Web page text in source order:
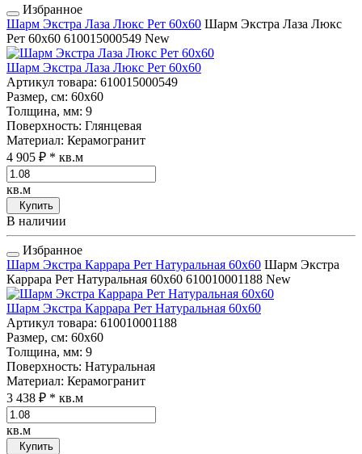
Избранное
Шарм Экстра Лаза Люкс Рет 60x60 Шарм Экстра Лаза Люкс
Рет 60x60 610015000549 New
Шарм Экстра Лаза Люкс Рет 60x60
Артикул товара: 610015000549
Размер, см: 60x60
Толщина, мм: 9
Поверхность: Глянцевая
Материал: Керамогранит
4 905 ₽ * кв.м
кв.м
Купить
В наличии
Избранное
Шарм Экстра Каррара Рет Натуральная 60x60 Шарм Экстра
Каррара Рет Натуральная 60x60 610010001188 New
Шарм Экстра Каррара Рет Натуральная 60x60
Артикул товара: 610010001188
Размер, см: 60x60
Толщина, мм: 9
Поверхность: Натуральная
Материал: Керамогранит
3 438 ₽ * кв.м
кв.м
Купить